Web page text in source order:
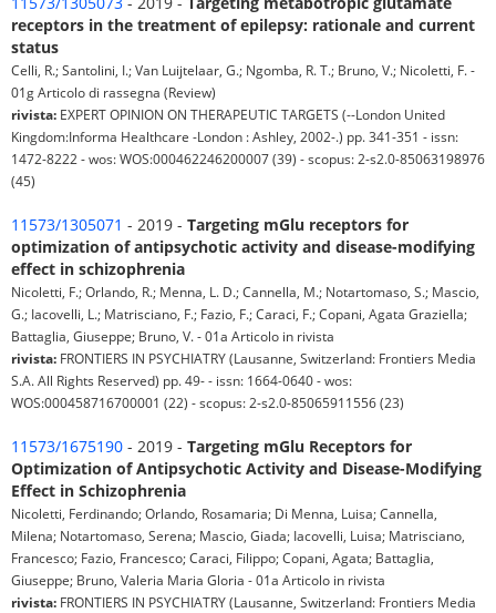
receptors in the treatment of epilepsy: rationale and current
status
Celli, R.; Santolini, I.; Van Luijtelaar, G.; Ngomba, R. T.; Bruno, V.; Nicoletti, F. -
01g Articolo di rassegna (Review)
rivista: EXPERT OPINION ON THERAPEUTIC TARGETS (--London United
Kingdom:Informa Healthcare -London : Ashley, 2002-.) pp. 341-351 - issn:
1472-8222 - wos: WOS:000462246200007 (39) - scopus: 2-s2.0-85063198976
(45)
11573/1305071 - 2019 - Targeting mGlu receptors for
optimization of antipsychotic activity and disease-modifying
effect in schizophrenia
Nicoletti, F.; Orlando, R.; Menna, L. D.; Cannella, M.; Notartomaso, S.; Mascio,
G.; Iacovelli, L.; Matrisciano, F.; Fazio, F.; Caraci, F.; Copani, Agata Graziella;
Battaglia, Giuseppe; Bruno, V. - 01a Articolo in rivista
rivista: FRONTIERS IN PSYCHIATRY (Lausanne, Switzerland: Frontiers Media
S.A. All Rights Reserved) pp. 49- - issn: 1664-0640 - wos:
WOS:000458716700001 (22) - scopus: 2-s2.0-85065911556 (23)
11573/1675190 - 2019 - Targeting mGlu Receptors for
Optimization of Antipsychotic Activity and Disease-Modifying
Effect in Schizophrenia
Nicoletti, Ferdinando; Orlando, Rosamaria; Di Menna, Luisa; Cannella,
Milena; Notartomaso, Serena; Mascio, Giada; Iacovelli, Luisa; Matrisciano,
Francesco; Fazio, Francesco; Caraci, Filippo; Copani, Agata; Battaglia,
Giuseppe; Bruno, Valeria Maria Gloria - 01a Articolo in rivista
rivista: FRONTIERS IN PSYCHIATRY (Lausanne, Switzerland: Frontiers Media